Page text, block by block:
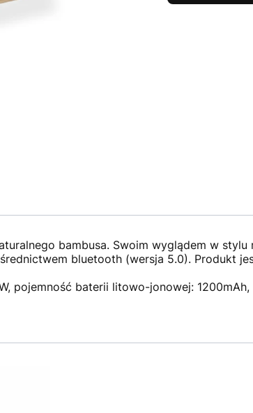
bambusa. Swoim wyglądem w
bluetooth (wersja 5.0). Produkt
pojemność baterii litowo-jonowej: